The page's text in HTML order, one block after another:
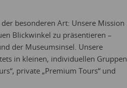
besonderen Art: Unsere Mission
Blickwinkel zu präsentieren –
der Museumsinsel. Unsere
in kleinen, individuellen Gruppen
private „Premium Tours“ und